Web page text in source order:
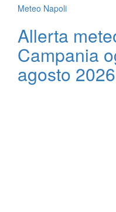
Meteo Napoli
Allerta
Campania
agosto 2026